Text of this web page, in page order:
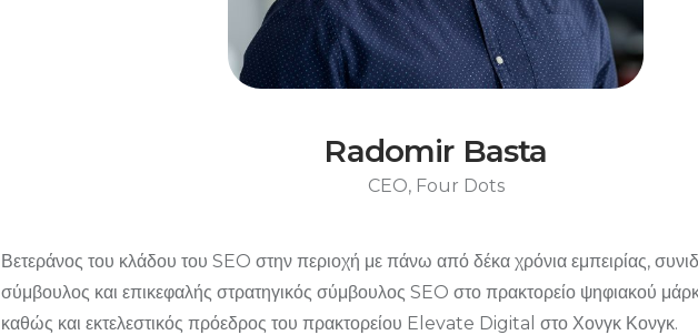
Radomir Basta
CEO, Four Dots
Βετεράνος του κλάδου του SEO στην περιοχή με πάνω από δέκα χρόνια εμπειρίας,
σύμβουλος και επικεφαλής στρατηγικός σύμβουλος SEO στο πρακτορείο ψηφιακού
καθώς και εκτελεστικός πρόεδρος του πρακτορείου Elevate Digital στο Χονγκ Κονγκ.